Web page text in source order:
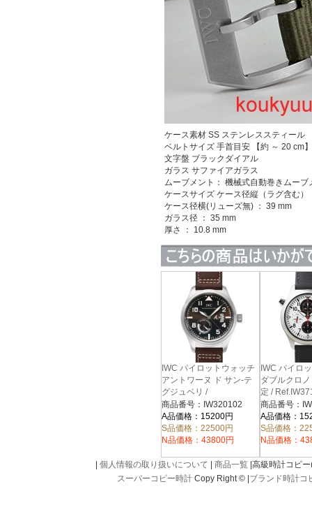
ケース素材 SS ステンレススティール
ベルトサイズ 手首目安 【約 ～ 20 cm
文字盤 ブラックダイアル
ガラス サファイアガラス
ムーブメント： 機械式自動巻きムーブ
ケースサイズ ケース径縦（ラグ含む）
ケース径横(リューズ無) ： 39 mm
ガラス径 ： 35 mm
厚さ ： 10.8 mm
IWC パイロットウォッチ
アントワーヌ ド サン-テ
グジュベリ /
Ref.IW320102
商品番号：IW320102
A品価格：15200円
S品価格：22500円
N品価格：43800円
IWC パイロ
ダブルクロ
定 /
商品番号：
A品価格：
S品価格：
N品価格：
個人情報の取り扱いについて 商品一覧 |高級時計コピ
スーパーコピー時計Copy Right © | ブランド時計コ